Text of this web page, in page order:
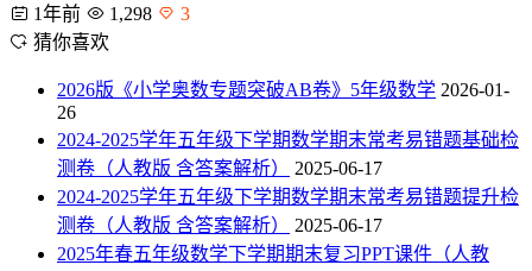
1年前
1,298
3
猜你喜欢
2026版《小学奥数专题突破AB卷》5年级数学 2026-01-
26
2024-2025学年五年级下学期数学期末常考易错题基础检
测卷（人教版 含答案解析）
2025-06-17
2024-2025学年五年级下学期数学期末常考易错题提升检
测卷（人教版 含答案解析）
2025-06-17
2025年春五年级数学下学期期末复习PPT课件（人教